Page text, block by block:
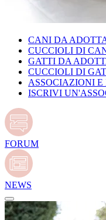
CANI DA
CUCCIOLI DI
GATTI DA
CUCCIOLI DI
ASSOCIAZIONI E
ISCRIVI
FORUM
NEWS